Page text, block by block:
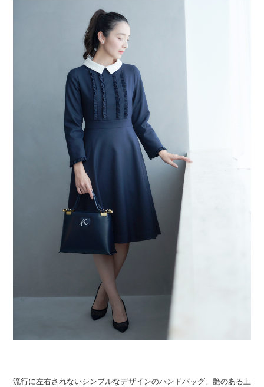
流行に左右されないシンプルなデザインのハンドバッグ。艶のある上